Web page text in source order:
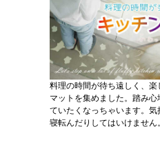
料理の時間が待ち遠しく、
マットを集めました。踏み
ていたくなっちゃいます。
寝転んだりしてはいけません。